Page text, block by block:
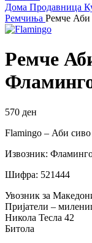
Дома Продавница
Ремчиња Ремче
Ремче
570 ден
Flamingo – Аби
Извозник:
Шифра: 521444
Увозник за
Пријатели –
Никола Тесла 42
Битола